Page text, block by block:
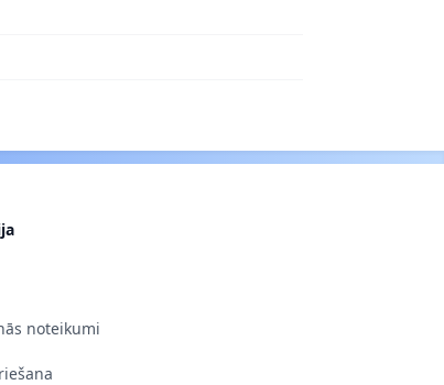
noteikumi